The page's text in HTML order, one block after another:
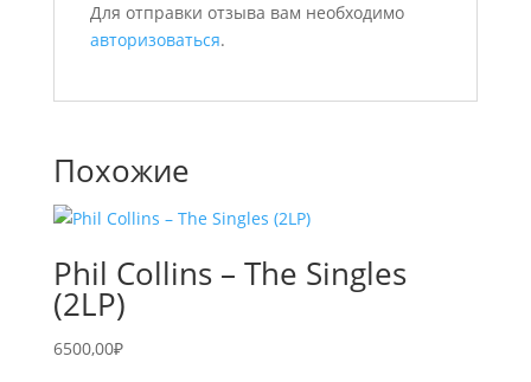
Для отправки отзыва вам необходимо
авторизоваться.
Похожие
Phil Collins – The Singles
(2LP)
6500,00₽